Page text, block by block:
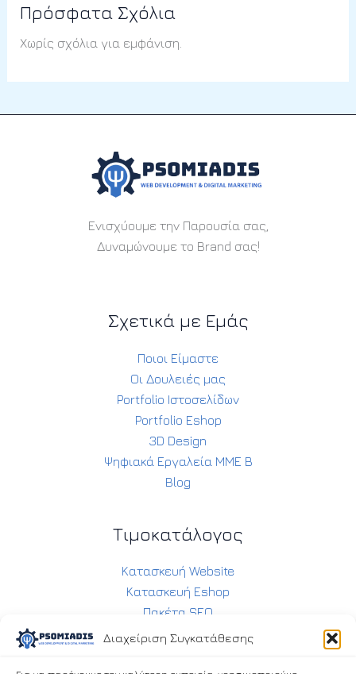
Διαχείριση Συγκατάθεσης
Πρόσφατα Σχόλια
Χωρίς σχόλια για εμφάνιση.
Ενισχύουμε την Παρουσία σας,
Δυναμώνουμε το Brand σας!
Σχετικά με Εμάς
Ποιοι Είμαστε
Οι Δουλειές μας
Portfolio Ιστοσελίδων
Portfolio Eshop
3D Design
Ψηφιακά Εργαλεία ΜΜΕ Β
Blog
Τιμοκατάλογος
Κατασκευή Website
Κατασκευή Eshop
Πακέτα SEO
Συντήρηση Ιστοσελίδας